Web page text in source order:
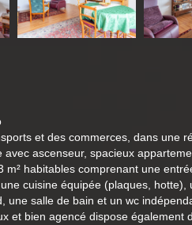
et des commerces, dans une
avec ascenseur, spacieux
m² habitables comprenant une
cuisine équipée (plaques, hotte),
une salle de bain et un wc
et bien agencé dispose également